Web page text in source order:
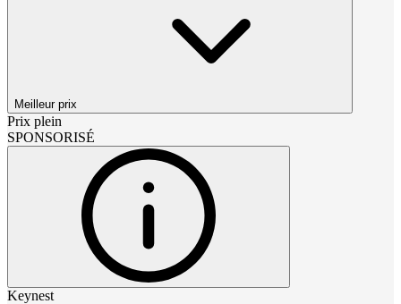
Meilleur prix
Prix plein
SPONSORISÉ
Keynest